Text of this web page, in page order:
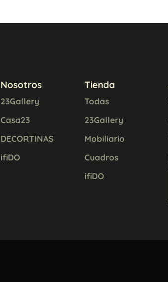
Nosotros
23Gallery
Casa23
DECORTINAS
ifiDO
Tienda
Todas
23Gallery
Mobiliario
Cuadros
ifiDO